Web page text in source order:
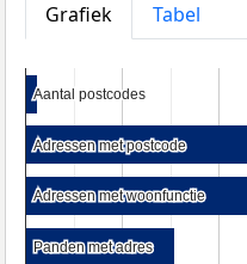
Grafiek
Tabel
Aantal postcodes
Aantal postcodes
Adressen met postcode
Adressen met postcode
Adressen met woonfunctie
Adressen met woonfunctie
Panden met adres
Panden met adres